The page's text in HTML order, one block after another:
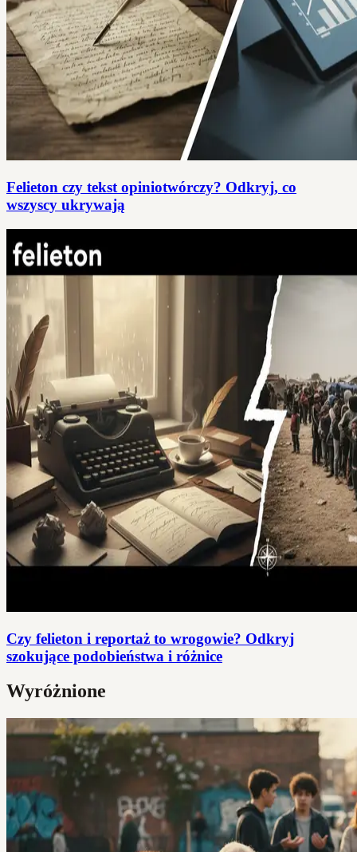
Felieton czy tekst opiniotwórczy? Odkryj, co
wszyscy ukrywają
Czy felieton i reportaż to wrogowie? Odkryj
szokujące podobieństwa i różnice
Wyróżnione